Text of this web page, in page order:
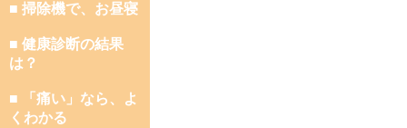
■ 掃除機で、お昼寝
■ 健康診断の結果
は？
■ 「痛い」なら、よ
くわかる